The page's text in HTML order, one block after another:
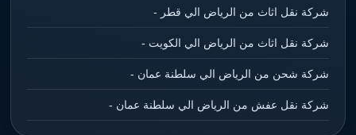
شركة نقل اثاث من الرياض الي قطر -
شركة نقل اثاث من الرياض الي الكويت -
شركة شحن من الرياض الي سلطنة عمان -
شركة نقل عفش من الرياض الي سلطنة عمان -